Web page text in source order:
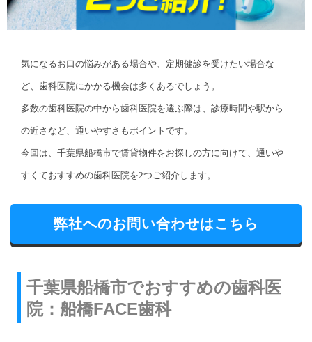
気になるお口の悩みがある場合や、定期健診を受けたい場合な
ど、歯科医院にかかる機会は多くあるでしょう。
多数の歯科医院の中から歯科医院を選ぶ際は、診療時間や駅から
の近さなど、通いやすさもポイントです。
今回は、千葉県船橋市で賃貸物件をお探しの方に向けて、通いや
すくておすすめの歯科医院を2つご紹介します。
弊社へのお問い合わせはこちら
千葉県船橋市でおすすめの歯科医
院：船橋FACE歯科